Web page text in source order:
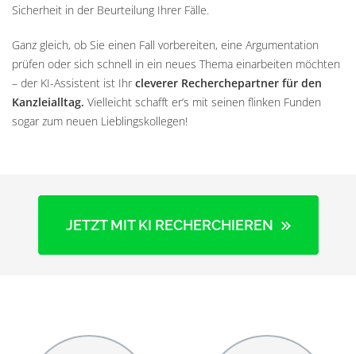
Sicherheit in der Beurteilung Ihrer Fälle.
Ganz gleich, ob Sie einen Fall vorbereiten, eine Argumentation
prüfen oder sich schnell in ein neues Thema einarbeiten möchten
– der KI-Assistent ist Ihrcleverer Recherchepartner für den
Kanzleialltag. Vielleicht schafft er’s mit seinen flinken Funden
sogar zum neuen Lieblingskollegen!
JETZT MIT KI RECHERCHIEREN